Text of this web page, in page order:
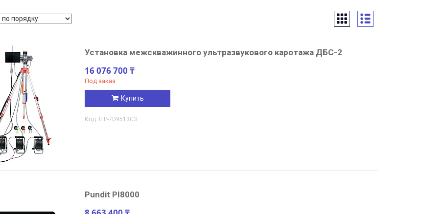
Установка межскважинного ультразвукового каротажа ДБС-2
16 076 700 ₸
Под заказ
Купить
ITP-7D9513C3
Pundit PI8000